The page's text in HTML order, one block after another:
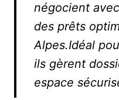
négocient
des prêts
Alpes.Idéal
ils gèrent
espace